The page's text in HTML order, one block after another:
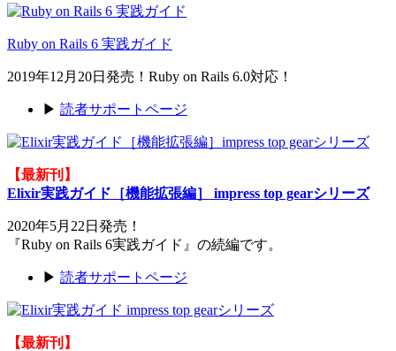
Ruby on Rails 6 実践ガイド
2019年12月20日発売！Ruby on Rails 6.0対応！
▶ 読者サポートページ
【最新刊】
Elixir実践ガイド［機能拡張編］ impress top gearシリーズ
2020年5月22日発売！
『Ruby on Rails 6実践ガイド』の続編です。
▶ 読者サポートページ
【最新刊】